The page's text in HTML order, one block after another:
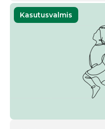
Kasutusvalmis